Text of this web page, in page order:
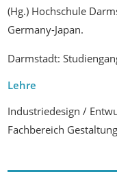
(Hg.) Hochschule
Germany-Japan.
Darmstadt:
Lehre
Industriedesign /
Fachbereich